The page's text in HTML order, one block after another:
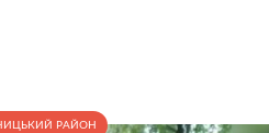
РАЙОН